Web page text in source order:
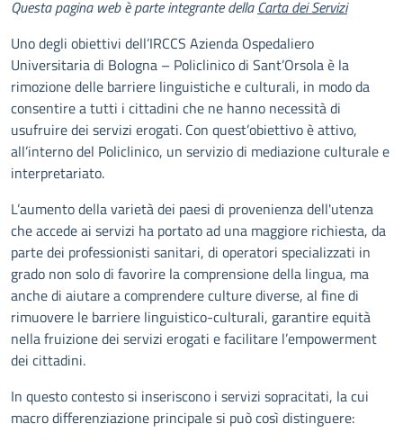
Questa pagina web è parte integrante dellaCarta dei Servizi
Uno degli obiettivi dell’IRCCS Azienda Ospedaliero
Universitaria di Bologna – Policlinico di Sant’Orsola è la
rimozione delle barriere linguistiche e culturali, in modo da
consentire a tutti i cittadini che ne hanno necessità di
usufruire dei servizi erogati. Con quest’obiettivo è attivo,
all’interno del Policlinico, un servizio di mediazione culturale e
interpretariato.
L’aumento della varietà dei paesi di provenienza dell'utenza
che accede ai servizi ha portato ad una maggiore richiesta, da
parte dei professionisti sanitari, di operatori specializzati in
grado non solo di favorire la comprensione della lingua, ma
anche di aiutare a comprendere culture diverse, al fine di
rimuovere le barriere linguistico-culturali, garantire equità
nella fruizione dei servizi erogati e facilitare l’empowerment
dei cittadini.
In questo contesto si inseriscono i servizi sopracitati, la cui
macro differenziazione principale si può così distinguere: